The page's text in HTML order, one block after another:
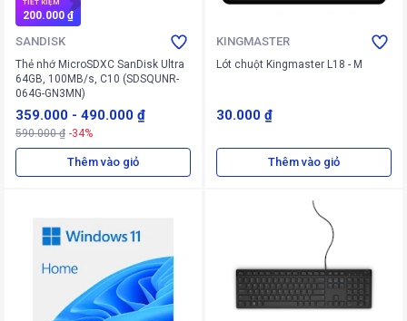
TIẾT KIỆM
200.000 ₫
SANDISK
Thẻ nhớ MicroSDXC SanDisk Ultra
64GB, 100MB/s, C10 (SDSQUNR-
064G-GN3MN)
359.000 - 490.000 ₫
590.000 ₫ -34%
Thêm vào giỏ
KINGMASTER
Lót chuột Kingmaster L18 - M
30.000 ₫
Thêm vào giỏ